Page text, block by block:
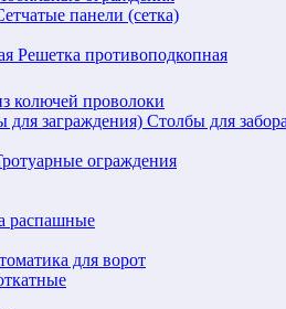
панели (сетка)
Решетка противоподкопная
колючей проволоки
Столбы для
ограждения
распашные
для ворот